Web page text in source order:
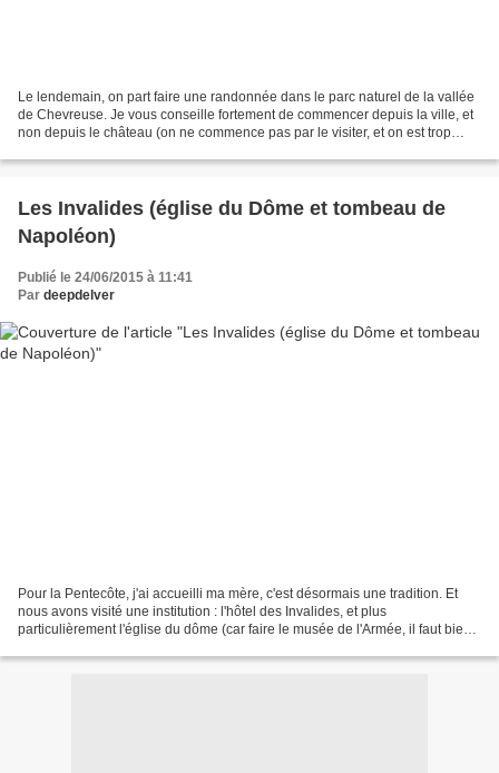
Le lendemain, on part faire une randonnée dans le parc naturel de la vallée
de Chevreuse. Je vous conseille fortement de commencer depuis la ville, et
non depuis le château (on ne commence pas par le visiter, et on est trop
Les Invalides (église du Dôme et tombeau de
Napoléon)
Publié le 24/06/2015 à 11:41
Par deepdelver
Pour la Pentecôte, j'ai accueilli ma mère, c'est désormais une tradition. Et
nous avons visité une institution : l'hôtel des Invalides, et plus
particulièrement l'église du dôme (car faire le musée de l'Armée, il faut bien